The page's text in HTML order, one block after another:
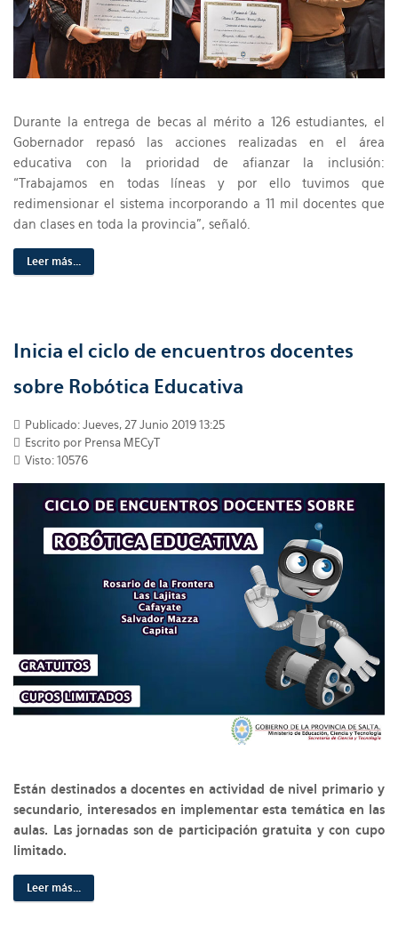
Durante la entrega de becas al mérito a 126 estudiantes, el
Gobernador repasó las acciones realizadas en el área
educativa con la prioridad de afianzar la inclusión:
“Trabajamos en todas líneas y por ello tuvimos que
redimensionar el sistema incorporando a 11 mil docentes que
dan clases en toda la provincia”, señaló.
Leer más...
Inicia el ciclo de encuentros docentes
sobre Robótica Educativa
Publicado: Jueves, 27 Junio 2019 13:25
Escrito por Prensa MECyT
Visto: 10576
Están destinados a docentes en actividad de nivel primario y
secundario, interesados en implementar esta temática en las
aulas. Las jornadas son de participación gratuita y con cupo
limitado.
Leer más...